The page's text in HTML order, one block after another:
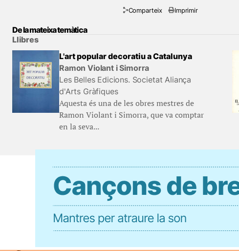
Comparteix Imprimir
De la mateixa temàtica
Llibres
L'art popular decoratiu a Catalunya
Ramon Violant i Simorra
Les Belles Edicions. Societat Aliança
d'Arts Gràfiques
Aquesta és una de les obres mestres de
Ramon Violant i Simorra, que va comptar
en la seva...